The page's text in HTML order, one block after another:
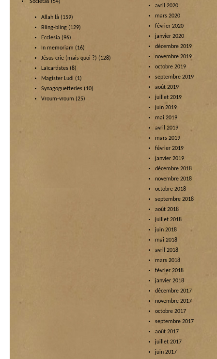
Societas (54)
Allah là (159)
Bling-bling (129)
Ecclesia (96)
In memoriam (16)
Jésus crie (mais quoi ?) (128)
Laïcartistes (8)
Magister Ludi (1)
Synagoguetteries (10)
Vroum-vroum (25)
avril 2020
mars 2020
février 2020
janvier 2020
décembre 2019
novembre 2019
octobre 2019
septembre 2019
août 2019
juillet 2019
juin 2019
mai 2019
avril 2019
mars 2019
février 2019
janvier 2019
décembre 2018
novembre 2018
octobre 2018
septembre 2018
août 2018
juillet 2018
juin 2018
mai 2018
avril 2018
mars 2018
février 2018
janvier 2018
décembre 2017
novembre 2017
octobre 2017
septembre 2017
août 2017
juillet 2017
juin 2017